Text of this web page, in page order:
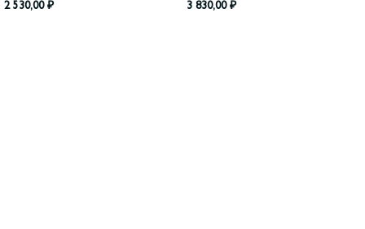
2 530,00 ₽
3 830,00 ₽